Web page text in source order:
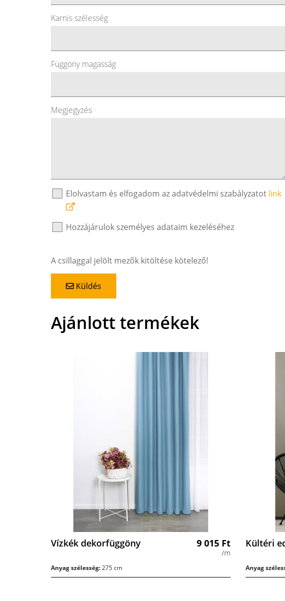
Karnis szélesség
Függöny magasság
Megjegyzés
Elolvastam és elfogadom az adatvédelmi szabályzatot link
Hozzájárulok személyes adataim kezeléséhez
A csillaggal jelölt mezők kitöltése kötelező!
Küldés
Ajánlott termékek
Vízkék dekorfüggöny 9 015 Ft
/m
Anyag szélesség:275 cm
Kültéri
Anyag